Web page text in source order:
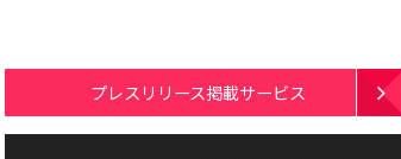
プレスリリース掲載サービス